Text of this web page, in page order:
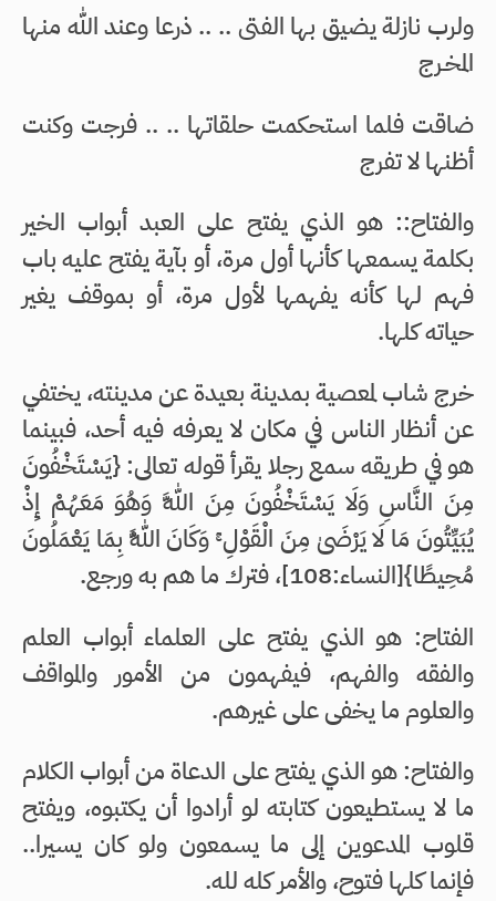
ولرب نازلة يضيق بها الفتى .. .. ذرعا وعند الله منها
المخـرج
ضاقت فلما استحكمت حلقاتها .. .. فرجت وكنت
أظنها لا تفرج
والفتاح:: هو الذي يفتح على العبد أبواب الخير
بكلمة يسمعها كأنها أول مرة، أو بآية يفتح عليه باب
فهم لها كأنه يفهمها لأول مرة، أو بموقف يغير
حياته كلها.
خرج شاب لمعصية بمدينة بعيدة عن مدينته، يختفي
عن أنظار الناس في مكان لا يعرفه فيه أحد، فبينما
هو في طريقه سمع رجلا يقرأ قوله تعالى: {يَسْتَخْفُونَ
مِنَ النَّاسِ وَلَا يَسْتَخْفُونَ مِنَ اللَّهِ وَهُوَ مَعَهُمْ إِذْ
يُبَيِّتُونَ مَا لَا يَرْضَىٰ مِنَ الْقَوْلِ ۚ وَكَانَ اللَّهُ بِمَا يَعْمَلُونَ
مُحِيطًا}[النساء:108]، فترك ما هم به ورجع.
الفتاح: هو الذي يفتح على العلماء أبواب العلم
والفقه والفهم، فيفهمون من الأمور والمواقف
والعلوم ما يخفى على غيرهم.
والفتاح: هو الذي يفتح على الدعاة من أبواب الكلام
ما لا يستطيعون كتابته لو أرادوا أن يكتبوه، ويفتح
قلوب المدعوين إلى ما يسمعون ولو كان يسيرا..
فإنما كلها فتوح، والأمر كله لله.